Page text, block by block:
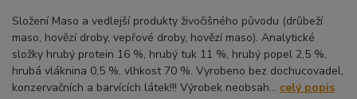
Složení Maso a vedlejší produkty živočišného původu (drůbeží
maso, hovězí droby, vepřové droby, hovězí maso). Analytické
složky hrubý protein 16 %, hrubý tuk 11 %, hrubý popel 2,5 %,
hrubá vláknina 0,5 %, vlhkost 70 %. Vyrobeno bez dochucovadel,
konzervačních a barvících látek!!! Výrobek neobsah... celý popis